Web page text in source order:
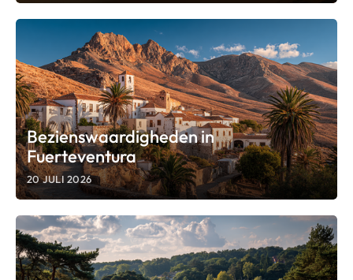
Bezienswaardigheden in
Fuerteventura
20 JULI 2026